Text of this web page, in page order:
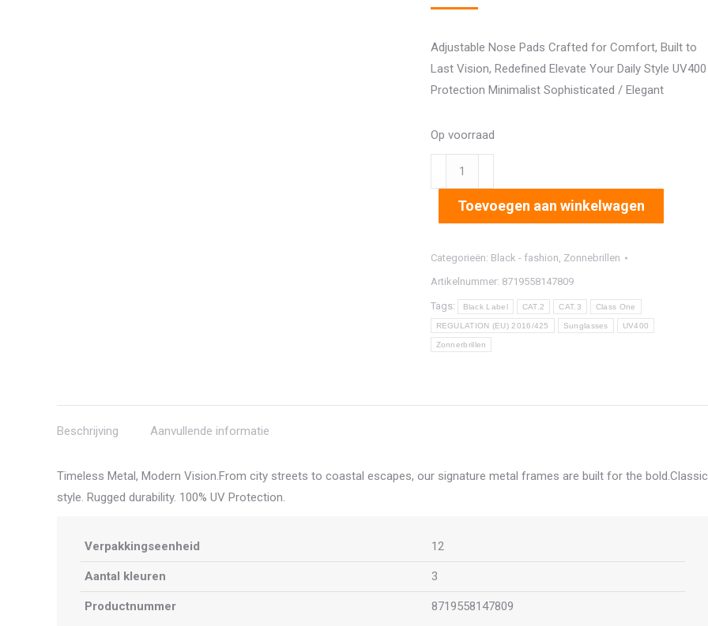
Adjustable Nose Pads Crafted for Comfort, Built to
Last Vision, Redefined Elevate Your Daily Style UV400
Protection Minimalist Sophisticated / Elegant
Op voorraad
aantal
Toevoegen aan winkelwagen
Categorieën: Black - fashion, Zonnebrillen
Artikelnummer: 8719558147809
Tags: Black Label CAT.2 CAT.3 Class One
REGULATION (EU) 2016/425 Sunglasses UV400
Zonnerbrillen
Beschrijving Aanvullende informatie
Timeless Metal, Modern Vision.From city streets to coastal escapes, our signature metal frames are built for the bold.Classic
style. Rugged durability. 100% UV Protection.
Verpakkingseenheid 12
Aantal kleuren 3
Productnummer 8719558147809